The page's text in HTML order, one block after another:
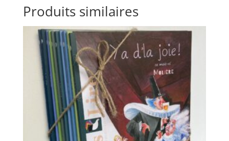
Produits similaires